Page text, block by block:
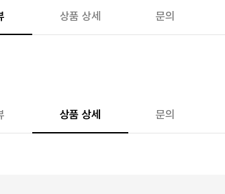
상품 상세 문의
상품 상세 문의